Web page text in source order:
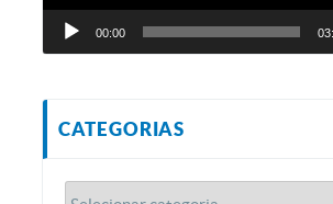
00:00
CATEGORIAS